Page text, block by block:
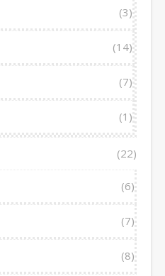
(3)
(14)
(7)
(1)
(22)
(6)
(7)
(8)